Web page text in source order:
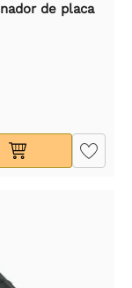
de placa